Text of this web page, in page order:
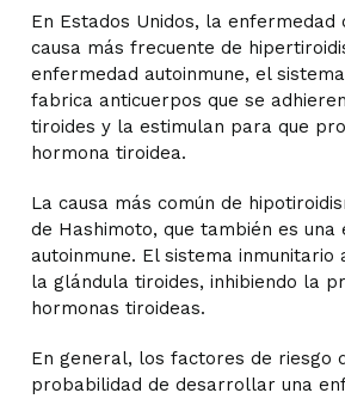
En Estados Unidos, la enfermedad
causa más frecuente de
enfermedad autoinmune, el
fabrica anticuerpos que se
tiroides y la estimulan para que
hormona tiroidea.
La causa más común de
de Hashimoto, que también es una
autoinmune. El sistema
la glándula tiroides, inhibiendo la
hormonas tiroideas.
En general, los factores de riesgo
probabilidad de desarrollar una